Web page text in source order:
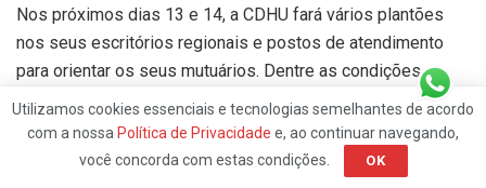
Nos próximos dias 13 e 14, a CDHU fará vários plantões
nos seus escritórios regionais e postos de atendimento
para orientar os seus mutuários. Dentre as condições
oferecidas para facilitar os acordos administrativos com
mutuários, estão a isenção de juro e mora para quem quitar
a dívida integralmente à vista.
Utilizamos cookies essenciais e tecnologias semelhantes de acordo
com a nossa Política de Privacidade e, ao continuar navegando,
você concorda com estas condições.
OK